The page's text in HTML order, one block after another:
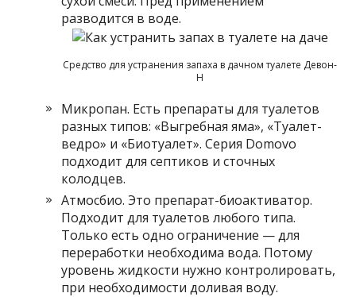
разводится в воде.
Средство для устранения запаха в дачном туалете Девон-
Н
Микропан. Есть препараты для туалетов
разных типов: «Выгребная яма», «Туалет-
ведро» и «Биотуалет». Серия Domovo
подходит для септиков и сточных
колодцев.
Атмосбио. Это препарат-биоактиватор.
Подходит для туалетов любого типа.
Только есть одно ограничение — для
переработки необходима вода. Потому
уровень жидкости нужно контролировать,
при необходимости доливая воду.